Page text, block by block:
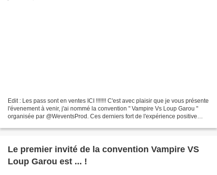
Edit : Les pass sont en ventes ICI !!!!!!! C'est avec plaisir que je vous présente
l'évenement à venir, j'ai nommé la convention " Vampire Vs Loup Garou "
organisée par @WeventsProd. Ces derniers fort de l'expérience positive
Le premier invité de la convention Vampire VS
Loup Garou est ... !